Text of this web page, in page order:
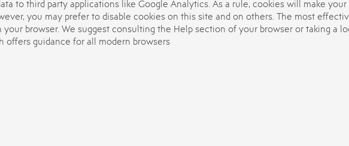
to third party applications like Google Analytics. As a rule, cookies will make your
you may prefer to disable cookies on this site and on others. The most
your browser. We suggest consulting the Help section of your browser or taking a
offers guidance for all modern browsers